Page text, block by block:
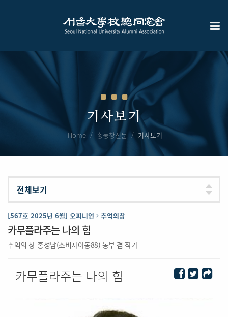
기사보기
Home 총동창신문 기사보기
[567호 2025년 6월] 오피니언 추억의창
카무플라주는 나의 힘
추억의 창-홍성남(소비자아동88) 농부 겸 작가
카무플라주는 나의 힘